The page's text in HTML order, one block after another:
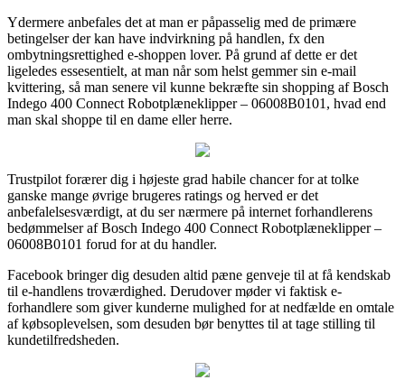
Ydermere anbefales det at man er påpasselig med de primære
betingelser der kan have indvirkning på handlen, fx den
ombytningsrettighed e-shoppen lover. På grund af dette er det
ligeledes essesentielt, at man når som helst gemmer sin e-mail
kvittering, så man senere vil kunne bekræfte sin shopping af Bosch
Indego 400 Connect Robotplæneklipper – 06008B0101, hvad end
man skal shoppe til en dame eller herre.
Trustpilot forærer dig i højeste grad habile chancer for at tolke
ganske mange øvrige brugeres ratings og herved er det
anbefalelsesværdigt, at du ser nærmere på internet forhandlerens
bedømmelser af Bosch Indego 400 Connect Robotplæneklipper –
06008B0101 forud for at du handler.
Facebook bringer dig desuden altid pæne genveje til at få kendskab
til e-handlens troværdighed. Derudover møder vi faktisk e-
forhandlere som giver kunderne mulighed for at nedfælde en omtale
af købsoplevelsen, som desuden bør benyttes til at tage stilling til
kundetilfredsheden.